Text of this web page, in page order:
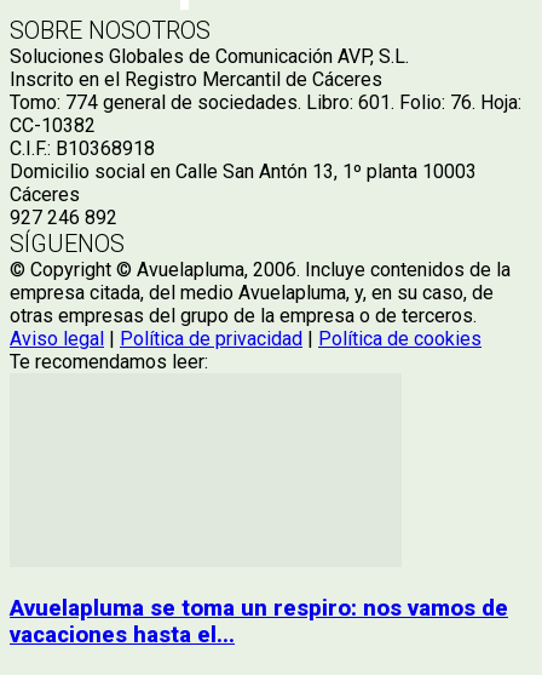
SOBRE NOSOTROS
Soluciones Globales de Comunicación AVP, S.L.
Inscrito en el Registro Mercantil de Cáceres
Tomo: 774 general de sociedades. Libro: 601. Folio: 76. Hoja:
CC-10382
C.I.F.: B10368918
Domicilio social en Calle San Antón 13, 1º planta 10003
Cáceres
927 246 892
SÍGUENOS
© Copyright © Avuelapluma, 2006. Incluye contenidos de la
empresa citada, del medio Avuelapluma, y, en su caso, de
otras empresas del grupo de la empresa o de terceros.
Aviso legal | Política de privacidad | Política de cookies
Te recomendamos leer:
Avuelapluma se toma un respiro: nos vamos de
vacaciones hasta el...